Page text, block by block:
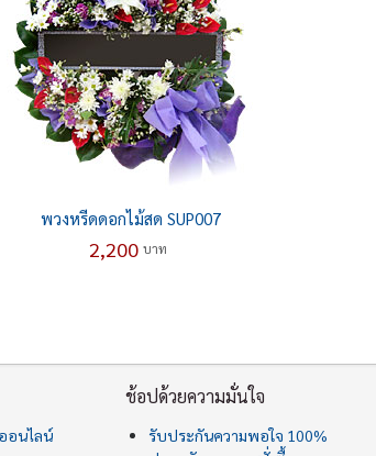
พวงหรีดดอกไม้สด SUP007
2,200บาท
อนไลน์
ช้อปด้วยความมั่นใจ
รับประกันความพอใจ 100%